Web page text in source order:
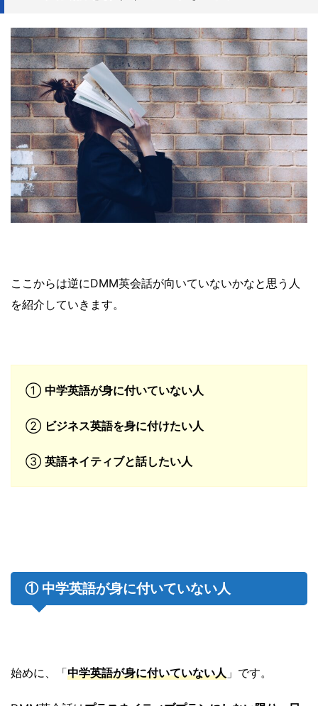
ここからは逆にDMM英会話が向いていないかなと思う人
を紹介していきます。
① 中学英語が身に付いていない人
② ビジネス英語を身に付けたい人
③ 英語ネイティブと話したい人
① 中学英語が身に付いていない人
始めに、「中学英語が身に付いていない人 」です。